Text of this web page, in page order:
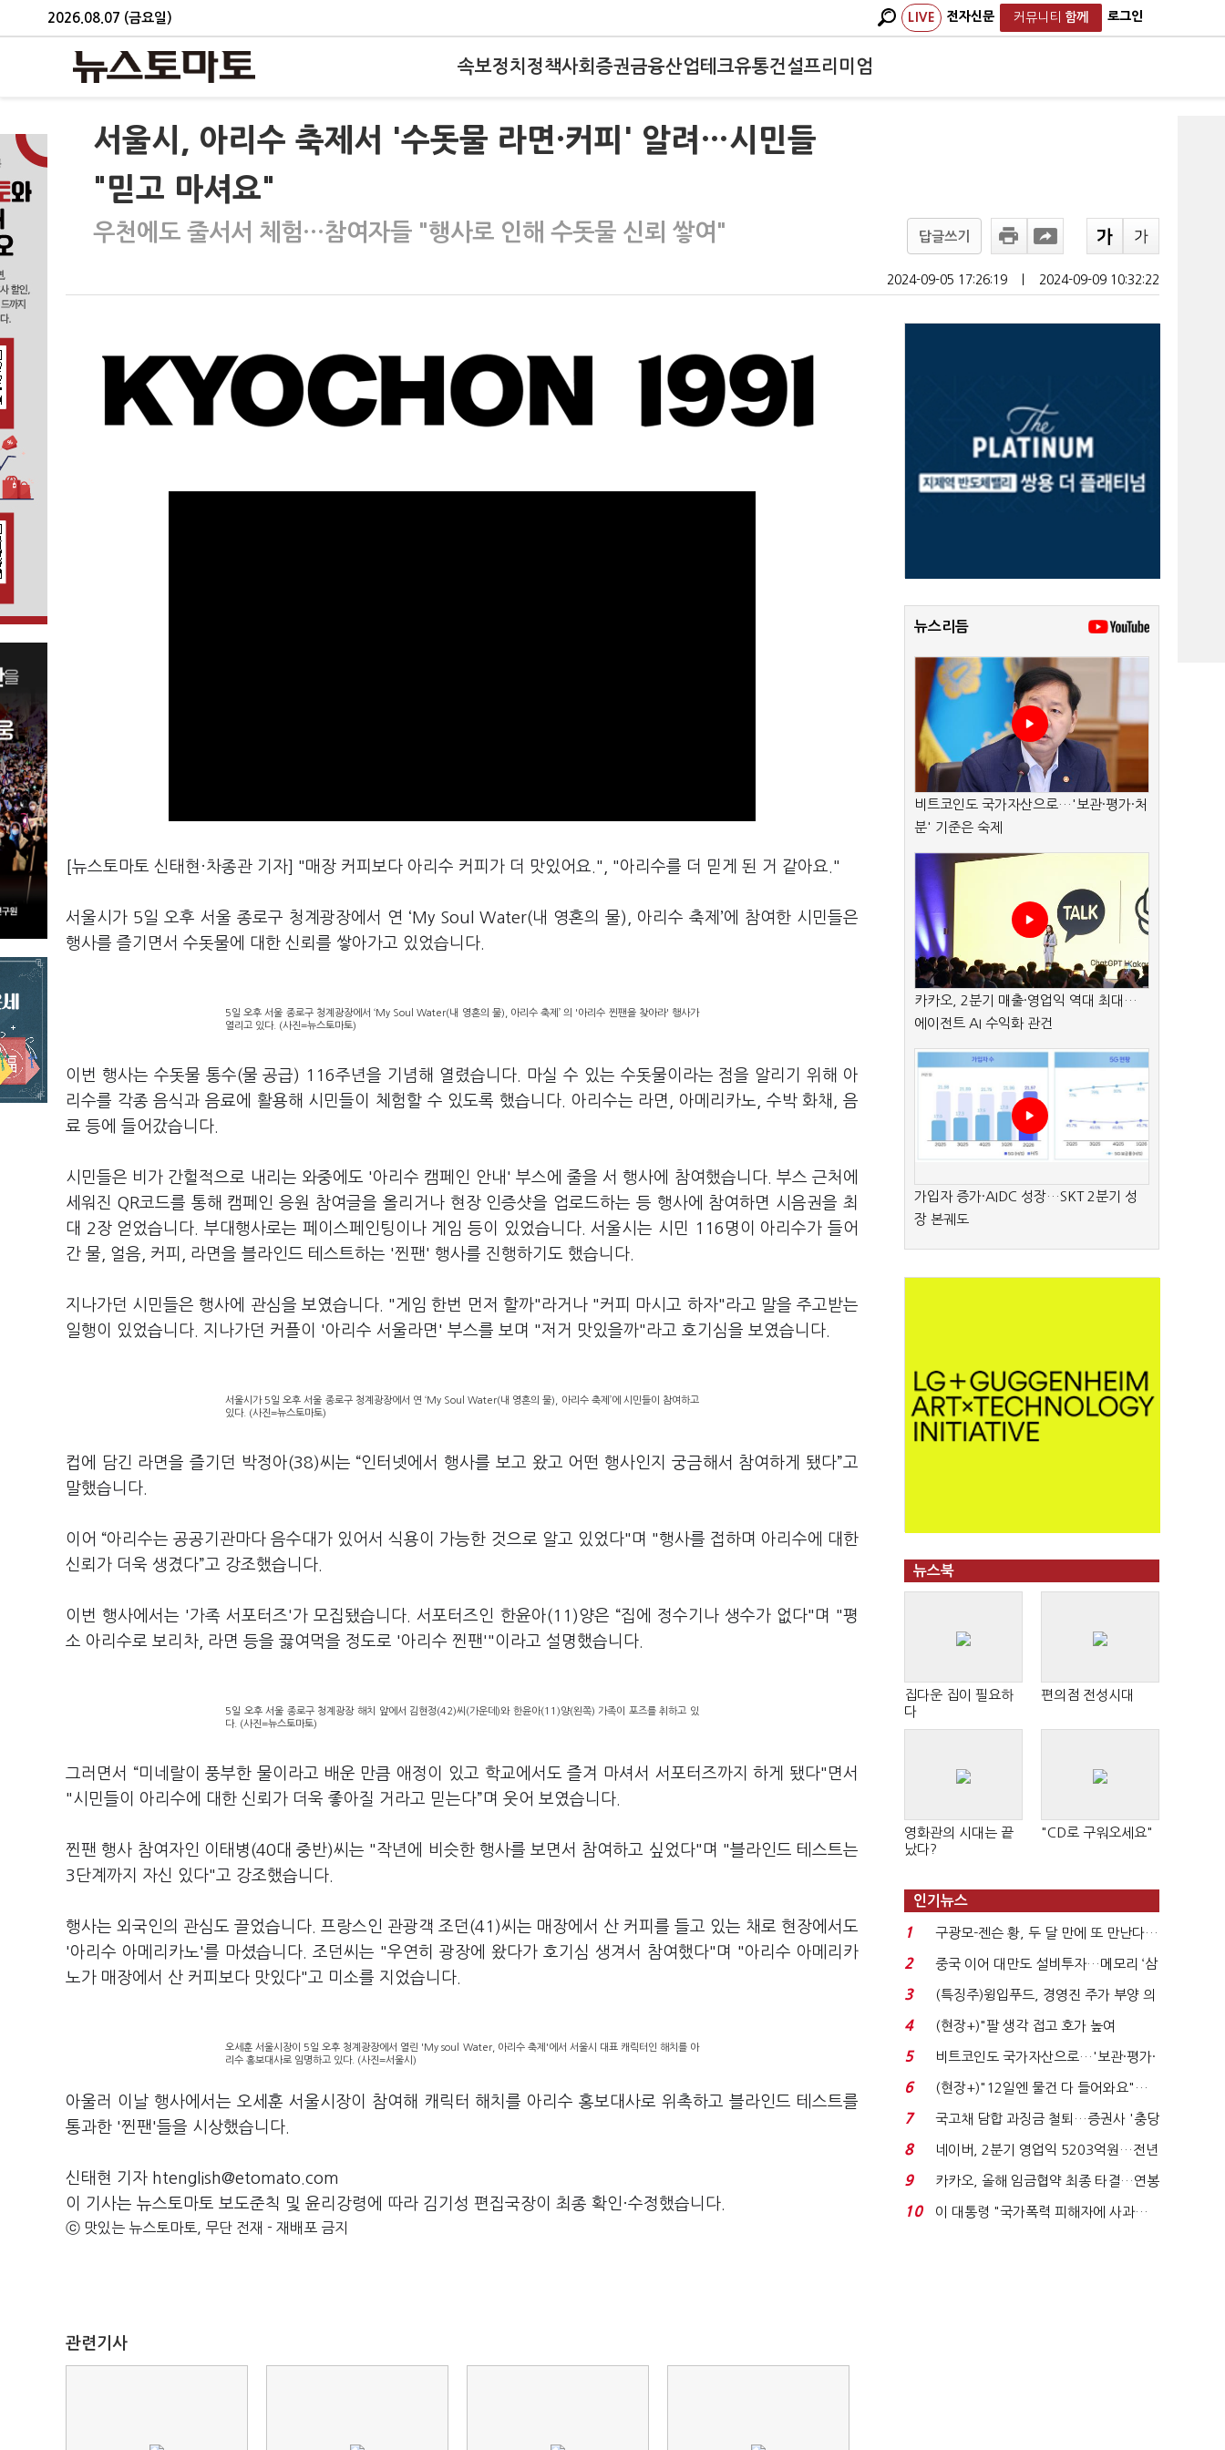
2026.08.07 (금요일) LIVE 전자신문 커뮤니티 함께 로그인
속보정치 정책사회 증권금융산업테크유통건설프리미엄
서울시, 아리수 축제서 '수돗물 라면·커피' 알려…시민들
"믿고 마셔요"
우천에도 줄서서 체험…참여자들 "행사로 인해 수돗물 신뢰 쌓여" 답글쓰기
2024-09-05 17:26:19 2024-09-09 10:32:22
[뉴스토마토 신태현·차종관 기자] "매장 커피보다 아리수 커피가 더 맛있어요.", "아리수를 더 믿게 된 거 같아요."
서울시가 5일 오후 서울 종로구 청계광장에서 연 ‘My Soul Water(내 영혼의 물), 아리수 축제’에 참여한 시민들은
행사를 즐기면서 수돗물에 대한 신뢰를 쌓아가고 있었습니다.
5일 오후 서울 종로구 청계광장에서 ‘My Soul Water(내 영혼의 물), 아리수 축제’ 의 '아리수 찐팬을 찾아라' 행사가
열리고 있다. (사진=뉴스토마토)
이번 행사는 수돗물 통수(물 공급) 116주년을 기념해 열렸습니다. 마실 수 있는 수돗물이라는 점을 알리기 위해 아
리수를 각종 음식과 음료에 활용해 시민들이 체험할 수 있도록 했습니다. 아리수는 라면, 아메리카노, 수박 화채, 음
료 등에 들어갔습니다.
시민들은 비가 간헐적으로 내리는 와중에도 '아리수 캠페인 안내' 부스에 줄을 서 행사에 참여했습니다. 부스 근처에
세워진 QR코드를 통해 캠페인 응원 참여글을 올리거나 현장 인증샷을 업로드하는 등 행사에 참여하면 시음권을 최
대 2장 얻었습니다. 부대행사로는 페이스페인팅이나 게임 등이 있었습니다. 서울시는 시민 116명이 아리수가 들어
간 물, 얼음, 커피, 라면을 블라인드 테스트하는 '찐팬' 행사를 진행하기도 했습니다.
지나가던 시민들은 행사에 관심을 보였습니다. "게임 한번 먼저 할까"라거나 "커피 마시고 하자"라고 말을 주고받는
일행이 있었습니다. 지나가던 커플이 '아리수 서울라면' 부스를 보며 "저거 맛있을까"라고 호기심을 보였습니다.
서울시가 5일 오후 서울 종로구 청계광장에서 연 ‘My Soul Water(내 영혼의 물), 아리수 축제’에 시민들이 참여하고
있다. (사진=뉴스토마토)
컵에 담긴 라면을 즐기던 박정아(38)씨는 “인터넷에서 행사를 보고 왔고 어떤 행사인지 궁금해서 참여하게 됐다”고
말했습니다.
이어 “아리수는 공공기관마다 음수대가 있어서 식용이 가능한 것으로 알고 있었다"며 "행사를 접하며 아리수에 대한
신뢰가 더욱 생겼다”고 강조했습니다.
이번 행사에서는 '가족 서포터즈'가 모집됐습니다. 서포터즈인 한윤아(11)양은 “집에 정수기나 생수가 없다"며 "평
소 아리수로 보리차, 라면 등을 끓여먹을 정도로 '아리수 찐팬'"이라고 설명했습니다.
5일 오후 서울 종로구 청계광장 해치 앞에서 김현정(42)씨(가운데)와 한윤아(11)양(왼쪽) 가족이 포즈를 취하고 있
다. (사진=뉴스토마토)
그러면서 “미네랄이 풍부한 물이라고 배운 만큼 애정이 있고 학교에서도 즐겨 마셔서 서포터즈까지 하게 됐다"면서
"시민들이 아리수에 대한 신뢰가 더욱 좋아질 거라고 믿는다”며 웃어 보였습니다.
찐팬 행사 참여자인 이태병(40대 중반)씨는 "작년에 비슷한 행사를 보면서 참여하고 싶었다"며 "블라인드 테스트는
3단계까지 자신 있다"고 강조했습니다.
행사는 외국인의 관심도 끌었습니다. 프랑스인 관광객 조던(41)씨는 매장에서 산 커피를 들고 있는 채로 현장에서도
'아리수 아메리카노'를 마셨습니다. 조던씨는 "우연히 광장에 왔다가 호기심 생겨서 참여했다"며 "아리수 아메리카
노가 매장에서 산 커피보다 맛있다"고 미소를 지었습니다.
오세훈 서울시장이 5일 오후 청계광장에서 열린 'My soul Water, 아리수 축제'에서 서울시 대표 캐릭터인 해치를 아
리수 홍보대사로 임명하고 있다. (사진=서울시)
아울러 이날 행사에서는 오세훈 서울시장이 참여해 캐릭터 해치를 아리수 홍보대사로 위촉하고 블라인드 테스트를
통과한 '찐팬'들을 시상했습니다.
신태현 기자 htenglish@etomato.com
이 기사는 뉴스토마토 보도준칙 및 윤리강령에 따라 김기성 편집국장이 최종 확인·수정했습니다.
ⓒ 맛있는 뉴스토마토, 무단 전재 - 재배포 금지
관련기사
뉴스리듬
비트코인도 국가자산으로…'보관·평가·처
분' 기준은 숙제
카카오, 2분기 매출·영업익 역대 최대…
에이전트 AI 수익화 관건
가입자 증가·AIDC 성장…SKT 2분기 성
장 본궤도
뉴스북
집다운 집이 필요하
다
편의점 전성시대
영화관의 시대는 끝
났다?
"CD로 구워오세요"
인기뉴스
1
구광모-젠슨 황, 두 달 만에 또 만난다…
로봇·AI 등 논...
2
중국 이어 대만도 설비투자…메모리 ‘삼
국전쟁’
3
(특징주)윙입푸드, 경영진 주가 부양 의
지에 상한가...
4
(현장+)"팔 생각 접고 호가 높여
요"…'덜 똘똘한 한 채' 20...
5
비트코인도 국가자산으로…'보관·평가·
처분' 기준은 ...
6
(현장+)"12일엔 물건 다 들어와요"…
빈 매대 채우며 문 연 ...
7
국고채 담합 과징금 철퇴…증권사 '충당
금 폭탄' 우려...
8
네이버, 2분기 영업익 5203억원…전년
비 0.2% 감소...
9
카카오, 올해 임금협약 최종 타결…연봉
6.3% 인상·격려...
10
이 대통령 "국가폭력 피해자에 사과…